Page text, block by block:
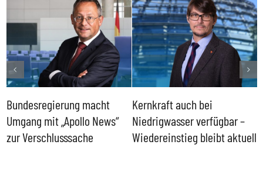
Bundesregierung macht
Umgang mit „Apollo News“
zur Verschlusssache
Kernkraft auch bei
Niedrigwasser verfügbar –
Wiedereinstieg bleibt aktuell